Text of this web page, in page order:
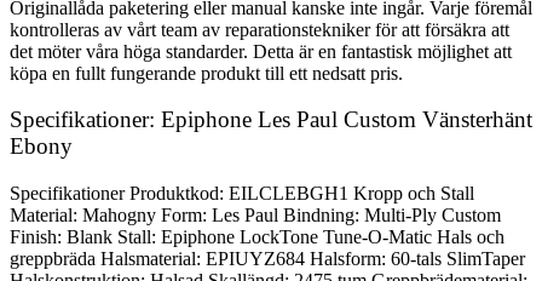
Originallåda paketering eller manual kanske inte ingår. Varje föremål
kontrolleras av vårt team av reparationstekniker för att försäkra att
det möter våra höga standarder. Detta är en fantastisk möjlighet att
köpa en fullt fungerande produkt till ett nedsatt pris.
Specifikationer: Epiphone Les Paul Custom Vänsterhänt
Ebony
Specifikationer Produktkod: EILCLEBGH1 Kropp och Stall
Material: Mahogny Form: Les Paul Bindning: Multi-Ply Custom
Finish: Blank Stall: Epiphone LockTone Tune-O-Matic Hals och
greppbräda Halsmaterial: EPIUYZ684 Halsform: 60-tals SlimTaper